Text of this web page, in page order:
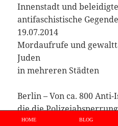
Innenstadt und
antifaschistische
19.07.2014
Mordaufrufe und
Juden
in mehreren Städten
Berlin – Von ca. 800
die die
überwältigten, wurde
HOME BLOG